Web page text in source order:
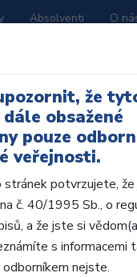
Absolventi O
že
obsažené
pouze
veřejnosti.
stránek potvrzujete,
č. 40/1995 Sb., o
a že jste si
s informacemi
nejste.